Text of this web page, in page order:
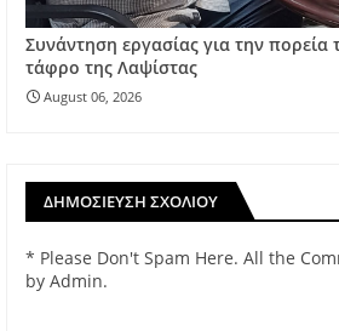
Συνάντηση εργασίας για την
τάφρο της Λαψίστας
August 06, 2026
ΔΗΜΟΣΊΕΥΣΗ ΣΧΟΛΊΟΥ
* Please Don't Spam Here. All the
by Admin.